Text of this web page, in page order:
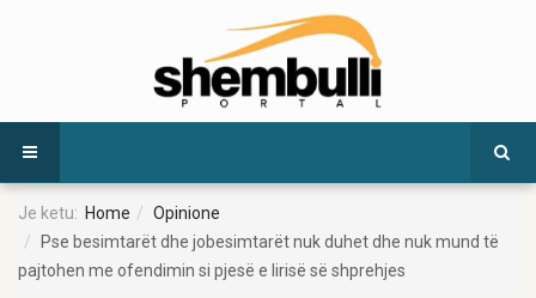
Je ketu: Home
Opinione
Pse besimtarët dhe jobesimtarët nuk duhet dhe nuk mund të
pajtohen me ofendimin si pjesë e lirisë së shprehjes